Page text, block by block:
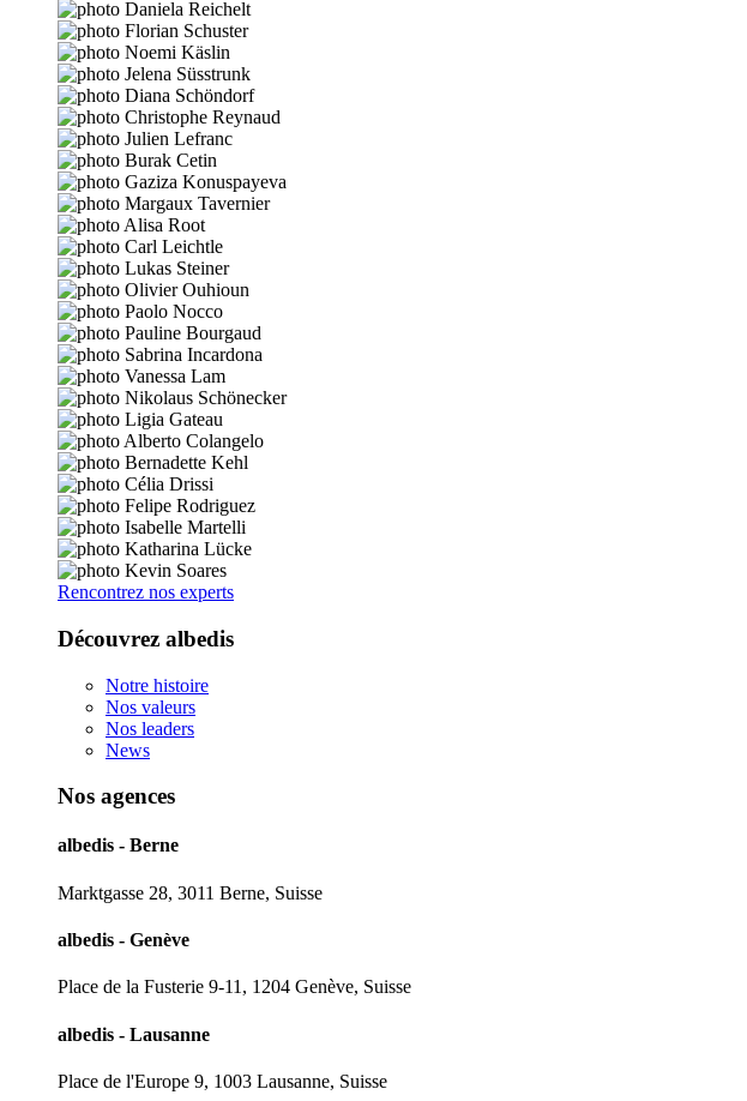
Rencontrez nos experts
Découvrez albedis
Notre histoire
Nos valeurs
Nos leaders
News
Nos agences
albedis - Berne
Marktgasse 28, 3011 Berne, Suisse
albedis - Genève
Place de la Fusterie 9-11, 1204 Genève, Suisse
albedis - Lausanne
Place de l'Europe 9, 1003 Lausanne, Suisse